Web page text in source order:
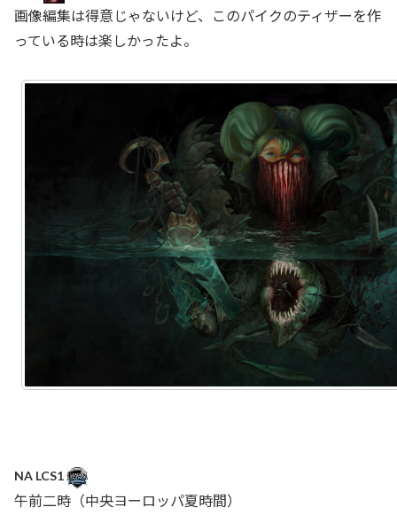
画像編集は得意じゃないけど、このパイクのティザーを作
っている時は楽しかったよ。
NA LCS1
午前二時（中央ヨーロッパ夏時間）